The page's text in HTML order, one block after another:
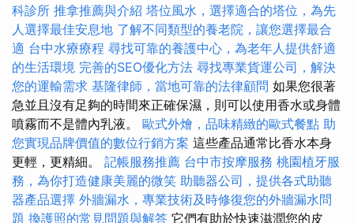
科診所 推拿推薦與介紹 塔位風水，選擇適合的塔位，為先
人選擇最佳安息地 了解不同類型的養老院，讓您選擇最合
適 台中水療療程 尋找可靠的養護中心，為老年人提供舒適
的生活環境 完善的SEO優化方法 尋找專業貨運公司，解決
您的運輸需求 基隆律師，當地可靠的法律顧問 如果您很著
急並且沒有足夠的時間來正確保濕，則可以使用香水或身體
噴霧而不是體內乳液。 歐式外燴，品味精緻的歐式餐點 助
您實現品牌價值的數位行銷方案 這些產品通常比香水本身
更輕，更精細。 記帳服務推薦 台中市按摩服務 桃園植牙服
務，為你打造健康美麗的微笑 助聽器公司，提供各式助聽
器產品選擇 外牆漏水，專業技術及時修復您的外牆漏水問
題 換護照的常見問題與解答 它們有助於快速滋潤您的皮